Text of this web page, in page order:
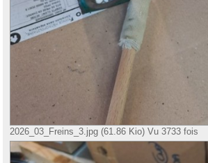
2026_03_Freins_3.jpg (61.86 Kio) Vu 3733 fois